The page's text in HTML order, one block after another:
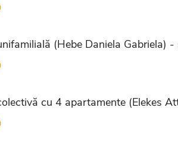
(Hebe Daniela Gabriela) -
cu 4 apartamente (Elekes